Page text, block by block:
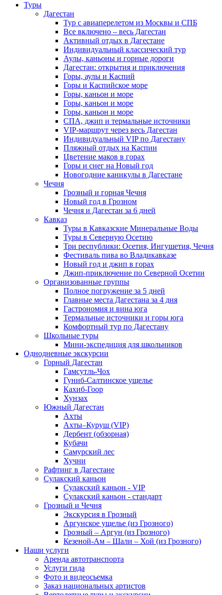
Туры
Дагестан
Тур с авиаперелетом из Москвы и СПБ
Все включено – весь Дагестан
Активный отдых в Дагестане
Индивидуальный классический тур
Аулы, каньоны и горные дороги
Дагестан: открытия и приключения
Горы, аулы и Каспий
Горы и Каспийское море
Горы, каньон и море
Горы, каньон и море
Горы, каньон и море
СПА, джип и термальные источники
VIP-маршрут через весь Дагестан
Индивидуальный VIP по Дагестану
Пляжный отдых на Каспии
Цветение маков в горах
Горы и снег на Новый год
Новогодние каникулы в Дагестане
Чечня
Грозный и горная Чечня
Новый год в Грозном
Чечня и Дагестан за 6 дней
Кавказ
Туры в Кавказские Минеральные Воды
Туры в Северную Осетию
Три республики: Осетия, Ингушетия, Чечня
Фестиваль пива во Владикавказе
Новый год и джип в горах
Джип-приключение по Северной Осетии
Организованные группы
Полное погружение за 5 дней
Главные места Дагестана за 4 дня
Гастрономия и вина юга
Термальные источники и горы юга
Комфортный тур по Дагестану
Школьные туры
Мини-экспедиция для школьников
Однодневные экскурсии
Горный Дагестан
Гамсутль-Чох
Гуниб-Салтинское ущелье
Кахиб-Гоор
Хунзах
Южный Дагестан
Ахты
Ахты–Куруш (VIP)
Дербент (обзорная)
Кубачи
Самурский лес
Хучни
Рафтинг в Дагестане
Сулакский каньон
Сулакский каньон - VIP
Сулакский каньон - стандарт
Грозный и Чечня
Экскурсия в Грозный
Аргунское ущелье (из Грозного)
Грозный – Аргун (из Грозного)
Кезеной-Ам – Шали – Хой (из Грозного)
Наши услуги
Аренда автотранспорта
Услуги гида
Фото и видеосьемка
Заказ национальных артистов